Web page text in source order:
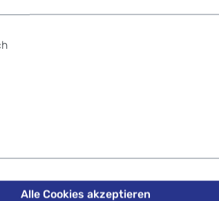
2.0 Laptop
Alle Cookies akzeptieren